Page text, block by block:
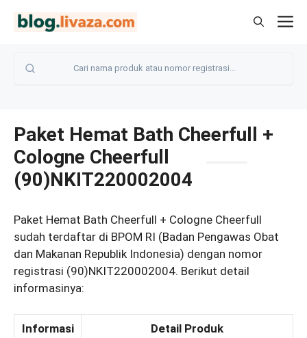
Paket Hemat Bath Cheerfull +
Cologne Cheerfull
(90)NKIT220002004
Paket Hemat Bath Cheerfull + Cologne Cheerfull
sudah terdaftar di BPOM RI (Badan Pengawas Obat
dan Makanan Republik Indonesia) dengan nomor
registrasi (90)NKIT220002004. Berikut detail
informasinya:
Informasi Detail Produk